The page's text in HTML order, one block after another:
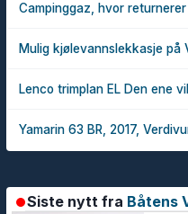
Campinggaz, hvor
Mulig kjølevannslekkasje på
Lenco trimplan EL Den ene
Yamarin 63 BR, 2017,
Siste nytt fra Båtens